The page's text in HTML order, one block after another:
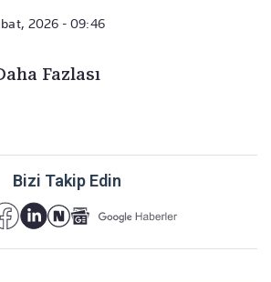
2026 - 09:46
Fazlası
Bizi Takip Edin